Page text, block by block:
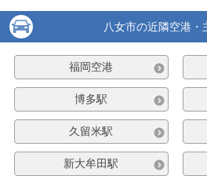
八女市の近隣空港・
福岡空港
博多駅
久留米駅
新大牟田駅